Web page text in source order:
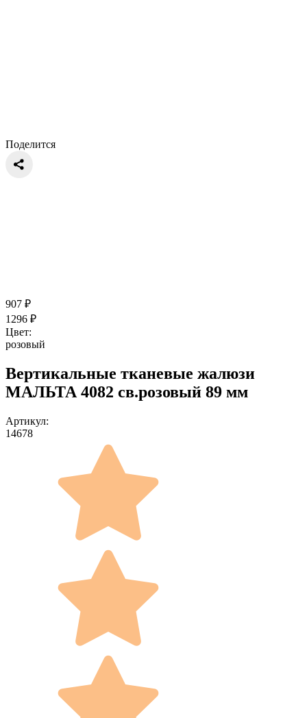
Поделится
907 ₽
1296 ₽
Цвет:
розовый
Вертикальные тканевые жалюзи
МАЛЬТА 4082 св.розовый 89 мм
Артикул:
14678